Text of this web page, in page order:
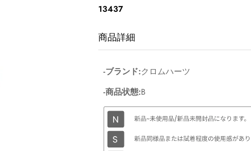
格
13437
商品詳細
-ブランド:クロムハーツ
-商品状態:B